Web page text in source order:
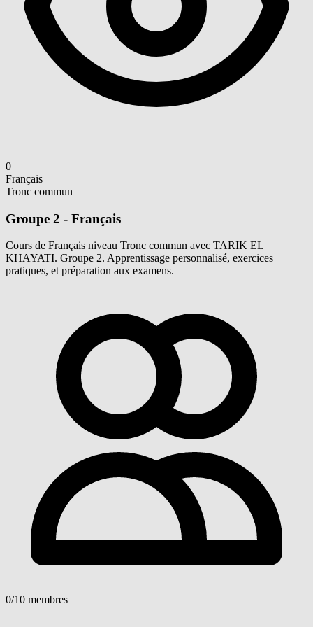
0
Français
Tronc commun
Groupe 2 - Français
Cours de Français niveau Tronc commun avec TARIK EL
KHAYATI. Groupe 2. Apprentissage personnalisé, exercices
pratiques, et préparation aux examens.
0/10 membres